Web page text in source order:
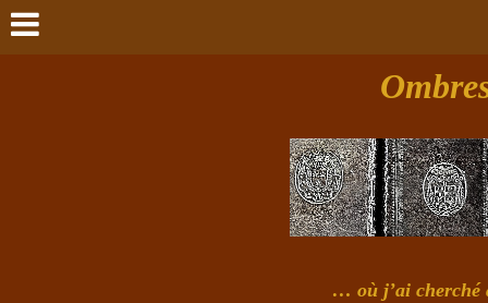
… où j’ai cherché